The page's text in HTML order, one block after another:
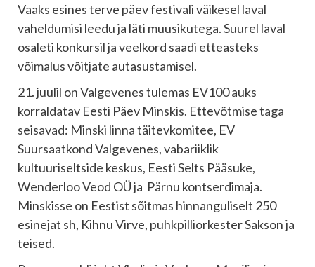
Vaaks esines terve päev festivali väikesel laval
vaheldumisi leedu ja läti muusikutega. Suurel laval
osaleti konkursil ja veelkord saadi etteasteks
võimalus võitjate autasustamisel.
21. juulil on Valgevenes tulemas EV100 auks
korraldatav Eesti Päev Minskis. Ettevõtmise taga
seisavad: Minski linna täitevkomitee, EV
Suursaatkond Valgevenes, vabariiklik
kultuuriseltside keskus, Eesti Selts Pääsuke,
Wenderloo Veod OÜ ja Pärnu kontserdimaja.
Minskisse on Eestist sõitmas hinnanguliselt 250
esinejat sh, Kihnu Virve, puhkpilliorkester Sakson ja
teised.